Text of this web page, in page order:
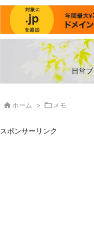
日常
ホーム >  メモ
スポンサーリンク